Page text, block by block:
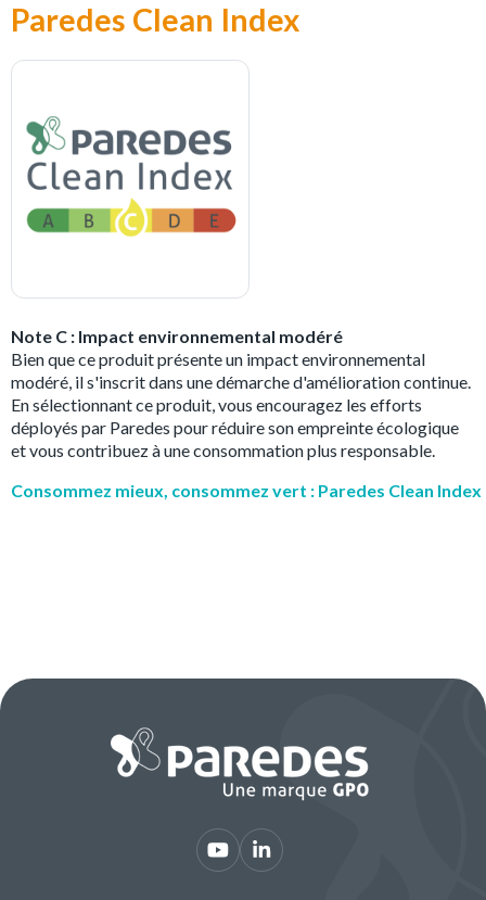
Paredes Clean Index
Note C : Impact environnemental modéré
Bien que ce produit présente un impact environnemental
modéré, il s'inscrit dans une démarche d'amélioration continue.
En sélectionnant ce produit, vous encouragez les efforts
déployés par Paredes pour réduire son empreinte écologique
et vous contribuez à une consommation plus responsable.
Consommez mieux, consommez vert : Paredes Clean Index